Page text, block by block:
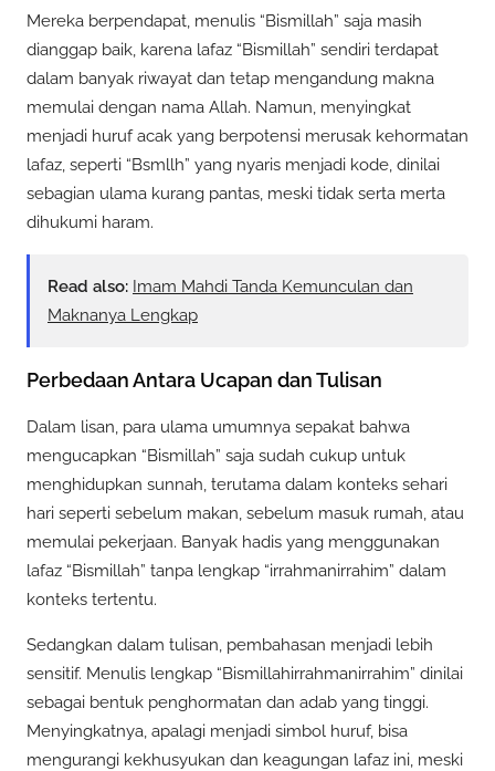
Mereka berpendapat, menulis “Bismillah” saja masih
dianggap baik, karena lafaz “Bismillah” sendiri terdapat
dalam banyak riwayat dan tetap mengandung makna
memulai dengan nama Allah. Namun, menyingkat
menjadi huruf acak yang berpotensi merusak kehormatan
lafaz, seperti “Bsmllh” yang nyaris menjadi kode, dinilai
sebagian ulama kurang pantas, meski tidak serta merta
dihukumi haram.
Read also: Imam Mahdi Tanda Kemunculan dan
Maknanya Lengkap
Perbedaan Antara Ucapan dan Tulisan
Dalam lisan, para ulama umumnya sepakat bahwa
mengucapkan “Bismillah” saja sudah cukup untuk
menghidupkan sunnah, terutama dalam konteks sehari
hari seperti sebelum makan, sebelum masuk rumah, atau
memulai pekerjaan. Banyak hadis yang menggunakan
lafaz “Bismillah” tanpa lengkap “irrahmanirrahim” dalam
konteks tertentu.
Sedangkan dalam tulisan, pembahasan menjadi lebih
sensitif. Menulis lengkap “Bismillahirrahmanirrahim” dinilai
sebagai bentuk penghormatan dan adab yang tinggi.
Menyingkatnya, apalagi menjadi simbol huruf, bisa
mengurangi kekhusyukan dan keagungan lafaz ini, meski